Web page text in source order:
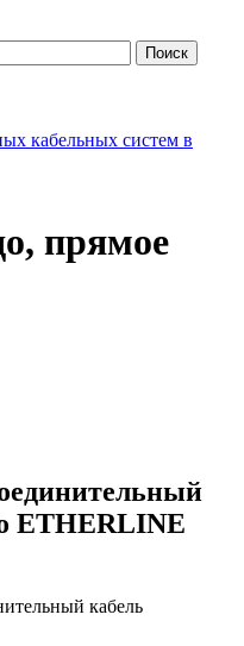
кабельных систем в
прямое
ETHERLINE
кабель